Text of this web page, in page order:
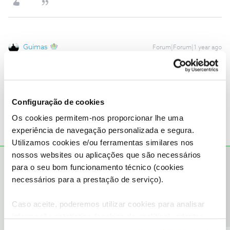
Configuração de cookies
Os cookies permitem-nos proporcionar lhe uma
experiência de navegação personalizada e segura.
Utilizamos cookies e/ou ferramentas similares nos
nossos websites ou aplicações que são necessários
para o seu bom funcionamento técnico (cookies
necessários para a prestação de serviço).
Caso aceite, poderemos utilizar cookies para analisar
Guimas Forum|Forum|1 year ago
Pelo que a cliente refere a provedoria já respondeu
RESPOSTA Forum|Forum|1 year ago
@Guimas, agradeço o alerta.
fornecer um equipamento NOS como autoinstalação sem que